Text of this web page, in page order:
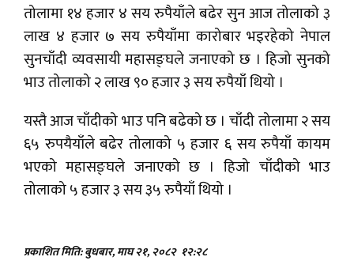
तोलामा १४ हजार ४ सय रुपैयाँले बढेर सुन आज तोलाको ३
लाख ४ हजार ७ सय रुपैयाँमा कारोबार भइरहेको नेपाल
सुनचाँदी व्यवसायी महासङ्घले जनाएको छ । हिजो सुनको
भाउ तोलाको २ लाख ९० हजार ३ सय रुपैयाँ थियो ।
यस्तै आज चाँदीको भाउ पनि बढेको छ । चाँदी तोलामा २ सय
६५ रुपयैयाँले बढेर तोलाको ५ हजार ६ सय रुपैयाँ कायम
भएको महासङ्घले जनाएको छ । हिजो चाँदीको भाउ
तोलाको ५ हजार ३ सय ३५ रुपैयाँ थियो ।
प्रकाशित मिति: बुधबार, माघ २१, २०८२ १२:२८